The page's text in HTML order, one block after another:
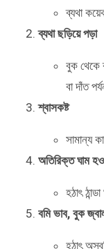
ব্যথা
ব্যথা ছড়িয়ে পড়া
বুক থেকে
বা দাঁত
শ্বাসকষ্ট
সামান্য
অতিরিক্ত ঘাম
হঠাৎ
বমি ভাব, বুক
হঠাৎ